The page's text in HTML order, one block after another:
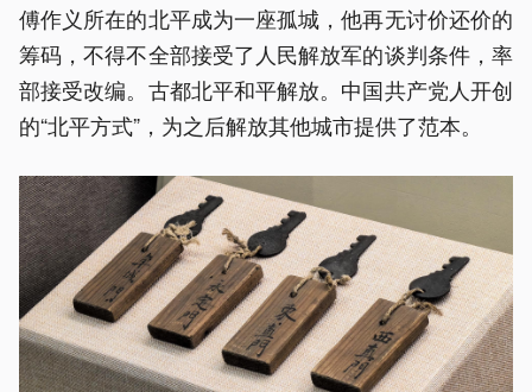
傅作义所在的北平成为一座孤城，他再无讨价还价的
筹码，不得不全部接受了人民解放军的谈判条件，率
部接受改编。古都北平和平解放。中国共产党人开创
的“北平方式”，为之后解放其他城市提供了范本。